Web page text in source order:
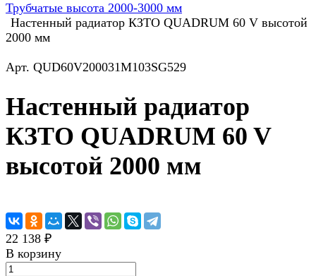
Трубчатые высота 2000-3000 мм
Настенный радиатор КЗТО QUADRUM 60 V высотой
2000 мм
Арт. QUD60V200031M103SG529
Настенный радиатор
КЗТО QUADRUM 60 V
высотой 2000 мм
22 138 ₽
В корзину